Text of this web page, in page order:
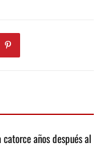
años después al